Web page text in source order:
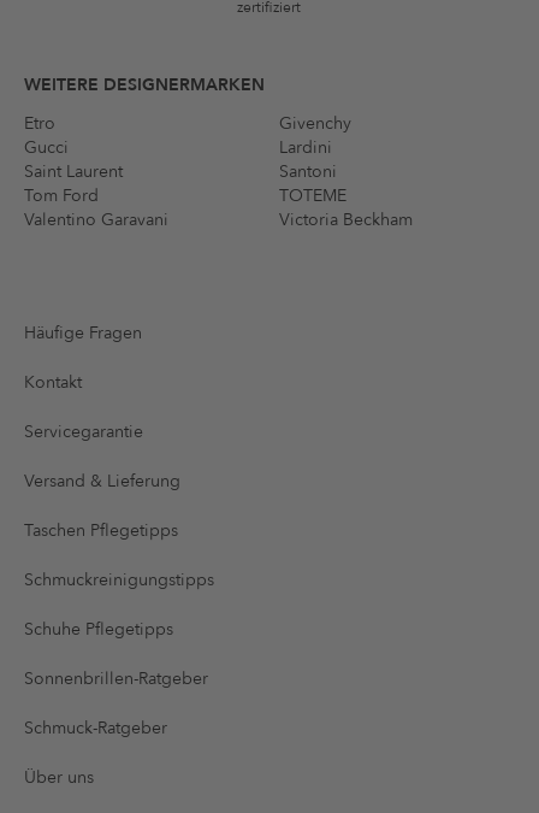
zertifiziert
WEITERE DESIGNERMARKEN
Etro
Givenchy
Gucci
Lardini
Saint Laurent
Santoni
Tom Ford
TOTEME
Valentino Garavani
Victoria Beckham
Häufige Fragen
Kontakt
Servicegarantie
Versand & Lieferung
Taschen Pflegetipps
Schmuckreinigungstipps
Schuhe Pflegetipps
Sonnenbrillen-Ratgeber
Schmuck-Ratgeber
Über uns